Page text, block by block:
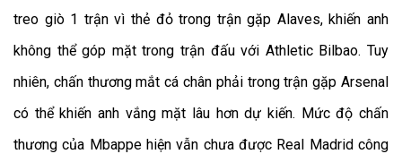
treo giò 1 trận vì thẻ đỏ trong trận gặp Alaves, khiến anh
không thể góp mặt trong trận đấu với Athletic Bilbao. Tuy
nhiên, chấn thương mắt cá chân phải trong trận gặp Arsenal
có thể khiến anh vắng mặt lâu hơn dự kiến. Mức độ chấn
thương của Mbappe hiện vẫn chưa được Real Madrid công